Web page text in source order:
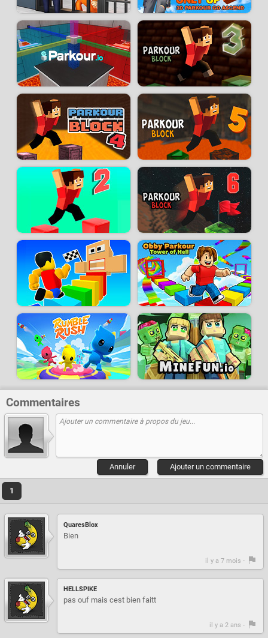
Commentaires
Ajouter un commentaire
Annuler
1
QuaresBlox
Bien
il y a 7 mois -
HELLSPIKE
pas ouf mais cest bien faitt
il y a 2 ans -